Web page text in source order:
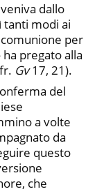
dallo
tanti modi ai
per
pregato alla
Gv17, 21).
del
a volte
da
questo
che